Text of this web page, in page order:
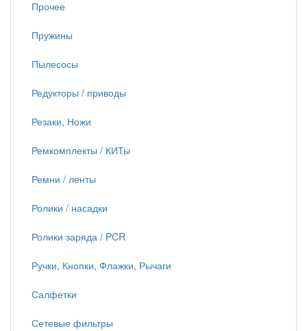
Прочее
Пружины
Пылесосы
Редукторы / приводы
Резаки, Ножи
Ремкомплекты / КИТы
Ремни / ленты
Ролики / насадки
Ролики заряда / PCR
Ручки, Кнопки, Флажки, Рычаги
Салфетки
Сетевые фильтры